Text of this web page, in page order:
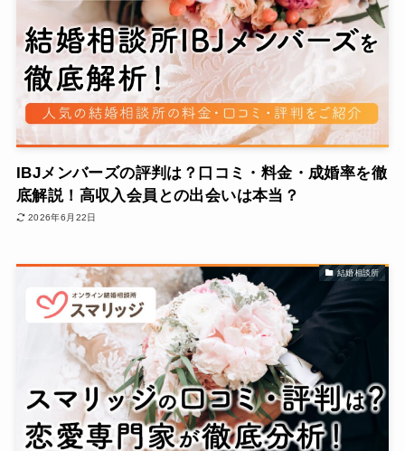
IBJメンバーズの評判は？口コミ・料金・成婚率を徹
底解説！高収入会員との出会いは本当？
2026年6月22日
結婚相談所